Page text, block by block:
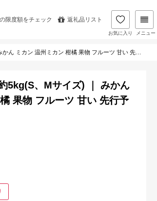
限度額をチェック 返礼品リスト
お気に入り メニュー
州ミカン 柑橘 果物 フルーツ 甘い 先行予約 s m 甘い 5kg
5kg(S、Mサイズ) ｜ みかん
果物 フルーツ 甘い 先行予